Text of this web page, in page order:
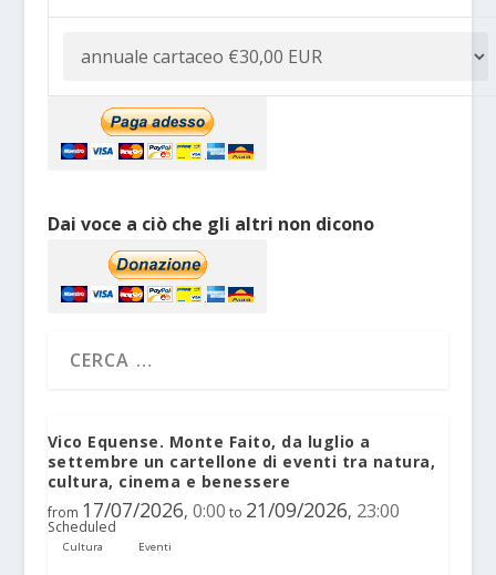
Dai voce a ciò che gli altri non dicono
Vico Equense. Monte Faito, da luglio a
settembre un cartellone di eventi tra natura,
cultura, cinema e benessere
from 17/07/2026, 0:00 to 21/09/2026, 23:00
Scheduled
Cultura Eventi